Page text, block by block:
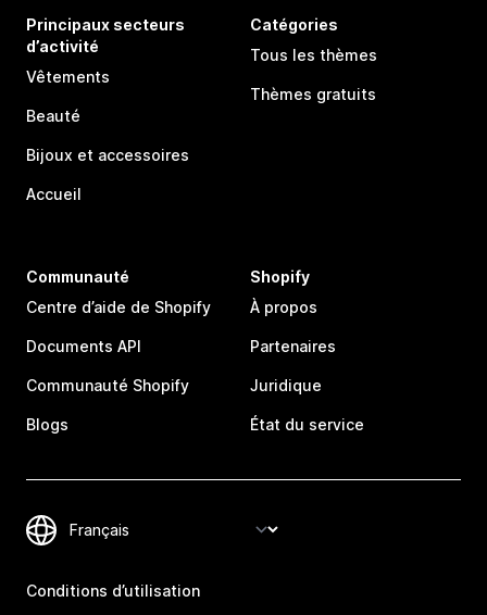
Principaux secteurs
d’activité
Vêtements
Beauté
Bijoux et accessoires
Accueil
Catégories
Tous les thèmes
Thèmes gratuits
Communauté
Centre d’aide de Shopify
Documents API
Communauté Shopify
Blogs
Shopify
À propos
Partenaires
Juridique
État du service
Conditions d’utilisation